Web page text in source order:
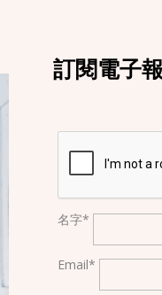
訂閱電子
名字*
Email*